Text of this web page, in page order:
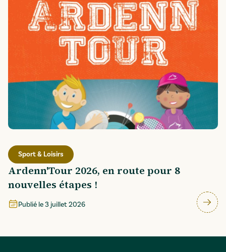
Sport & Loisirs
Ardenn'Tour 2026, en route pour 8
nouvelles étapes !
Publié le3 juillet 2026